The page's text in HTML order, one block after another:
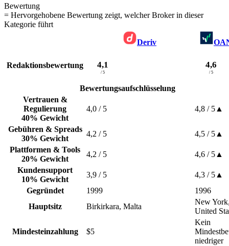
Bewertung
= Hervorgehobene Bewertung zeigt, welcher Broker in dieser
Kategorie führt
Deriv
Redaktionsbewertung 4,1
/ 5
4,6
/ 5
Bewertungsaufschlüsselung
Vertrauen &
Regulierung
40% Gewicht
4,0 / 5 4,8 / 5 ▲
Gebühren & Spreads
30% Gewicht
4,2 / 5 4,5 / 5 ▲
Plattformen & Tools
20% Gewicht
4,2 / 5 4,6 / 5 ▲
Kundensupport
10% Gewicht
3,9 / 5 4,3 / 5 ▲
Gegründet
1999
1996
Hauptsitz
Birkirkara, Malta
New
United
Mindesteinzahlung $5
Kein
niedriger